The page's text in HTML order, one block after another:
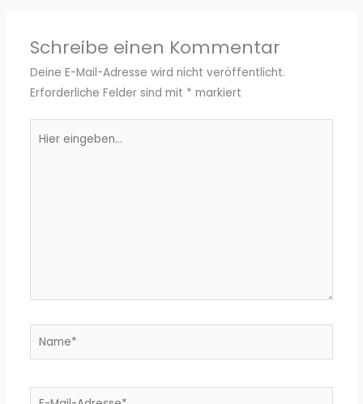
Schreibe einen Kommentar
Deine E-Mail-Adresse wird nicht veröffentlicht.
Erforderliche Felder sind mit * markiert
eingeben…
Name*
E-